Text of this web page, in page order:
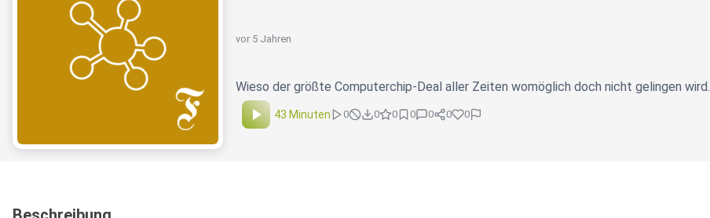
vor 5 Jahren
Wieso der größte Computerchip-Deal aller Zeiten womöglich doch nicht gelingen wird.
43 Minuten 0 0 0 0 0 0 0